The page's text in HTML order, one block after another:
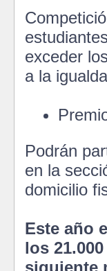
exceder
a la
Podrán
en la
domicilio
Este año
los
siguiente